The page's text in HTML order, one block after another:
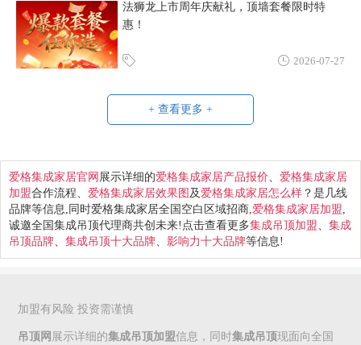
法狮龙上市周年庆献礼，顶墙套餐限时特
惠！
2026-07-27
+ 查看更多 +
爱格集成家居官网 展示详细的爱格集成家居产品报价、 爱格集成家居
加盟合作流程、 爱格集成家居效果图 及爱格集成家居怎么样 ？是几线
品牌等信息,同时爱格集成家居全国空白区域招商,爱格集成家居加盟,
诚邀全国集成吊顶代理商共创未来!点击查看更多集成吊顶加盟、 集成
吊顶品牌、 集成吊顶十大品牌、 影响力十大品牌等信息!
加盟有风险 投资需谨慎
吊顶网 展示详细的集成吊顶加盟信息，同时集成吊顶现面向全国